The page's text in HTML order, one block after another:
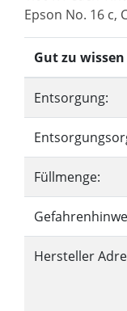
Epson No. 16 c,
Gut zu wissen
Entsorgung:
Füllmenge:
Hersteller